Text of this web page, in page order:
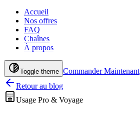
Accueil
Nos offres
FAQ
Chaînes
À propos
Toggle theme Commander Maintenant
Retour au blog
Usage Pro & Voyage